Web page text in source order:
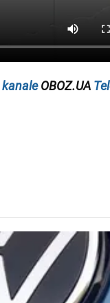
kanaleOBOZ.UA